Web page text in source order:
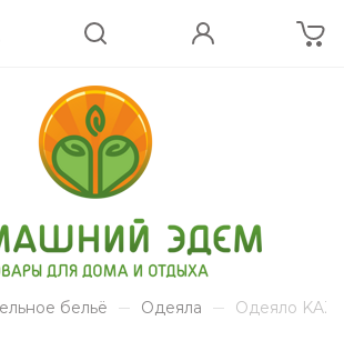
бельё Одеяла Одеяло